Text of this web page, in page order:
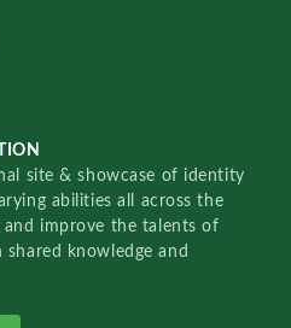
site & showcase of identity
abilities all across the
improve the talents of
knowledge and